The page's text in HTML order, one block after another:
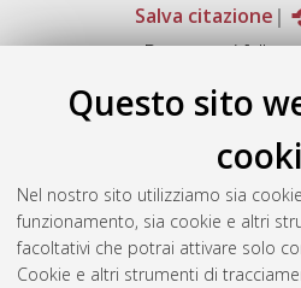
Questo sito
Nel nostro sito utilizziamo sia
funzionamento, sia cookie e altri
facoltativi che potrai attivare solo
Cookie e altri strumenti di
Salva citazione
Documenti full-
Documento PDF
Full-text non
Download (764kB) |
Abstract
Altri